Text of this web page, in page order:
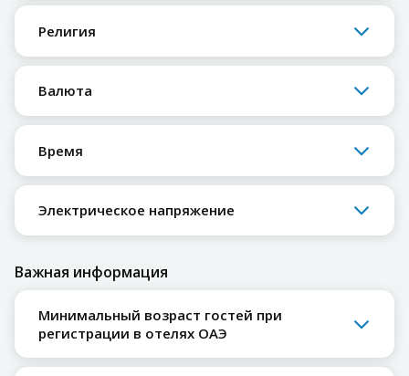
Религия
Валюта
Время
Электрическое напряжение
Важная информация
Минимальный возраст гостей при
регистрации в отелях ОАЭ